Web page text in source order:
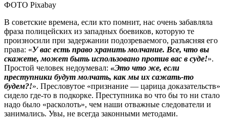
ФОТО Pixabay
В советские времена, если кто помнит, нас очень забавляла
фраза полицейских из западных боевиков, которую те
произносили при задержании подозреваемого, разъясняя его
права: «У вас есть право хранить молчание. Все, что вы
скажете, может быть использовано против вас в суде!».
Простой человек недоумевал: «Это что же, если
преступники будут молчать, как мы их сажать‑то
будем?!». Пресловутое «признание — царица доказательств»
сидело где‑то в подкорке. Преступника во что бы то ни стало
надо было «расколоть», чем наши отважные следователи и
занимались. Увы, не всегда законными методами.